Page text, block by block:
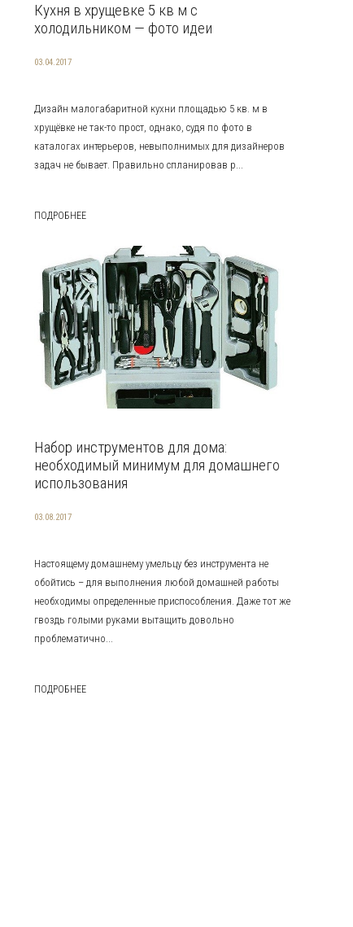
Кухня в хрущевке 5 кв м с
холодильником — фото идеи
03.04.2017
Дизайн малогабаритной кухни площадью 5 кв. м в
хрущёвке не так-то прост, однако, судя по фото в
каталогах интерьеров, невыполнимых для дизайнеров
задач не бывает. Правильно спланировав р...
ПОДРОБНЕЕ
Набор инструментов для дома:
необходимый минимум для домашнего
использования
03.08.2017
Настоящему домашнему умельцу без инструмента не
обойтись – для выполнения любой домашней работы
необходимы определенные приспособления. Даже тот же
гвоздь голыми руками вытащить довольно
проблематично...
ПОДРОБНЕЕ